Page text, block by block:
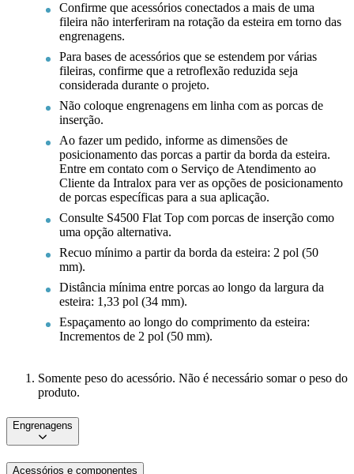
Confirme que acessórios conectados a mais de uma
fileira não interferiram na rotação da esteira em torno das
engrenagens.
Para bases de acessórios que se estendem por várias
fileiras, confirme que a retroflexão reduzida seja
considerada durante o projeto.
Não coloque engrenagens em linha com as porcas de
inserção.
Ao fazer um pedido, informe as dimensões de
posicionamento das porcas a partir da borda da esteira.
Entre em contato com o Serviço de Atendimento ao
Cliente da Intralox para ver as opções de posicionamento
de porcas específicas para a sua aplicação.
Consulte S4500 Flat Top com porcas de inserção como
uma opção alternativa.
Recuo mínimo a partir da borda da esteira: 2 pol (50
mm).
Distância mínima entre porcas ao longo da largura da
esteira: 1,33 pol (34 mm).
Espaçamento ao longo do comprimento da esteira:
Incrementos de 2 pol (50 mm).
Somente peso do acessório. Não é necessário somar o peso do
produto.
Engrenagens
Acessórios e componentes